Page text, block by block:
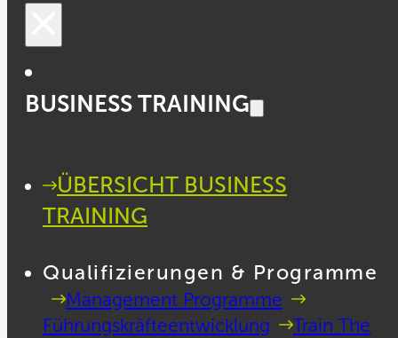
BUSINESS TRAINING
ÜBERSICHT BUSINESS
TRAINING
Qualifizierungen & Programme
Management Programme
Führungskräfteentwicklung
Train The